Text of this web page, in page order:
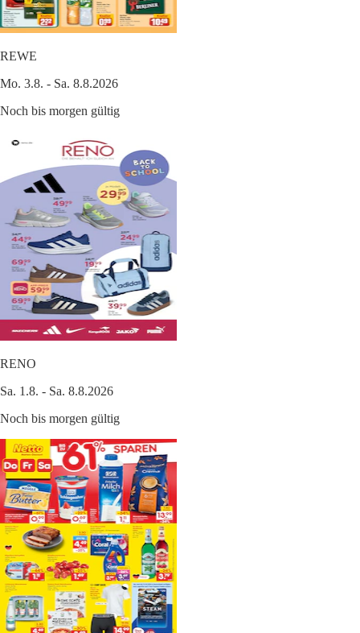
REWE
Mo. 3.8. - Sa. 8.8.2026
Noch bis morgen gültig
RENO
Sa. 1.8. - Sa. 8.8.2026
Noch bis morgen gültig